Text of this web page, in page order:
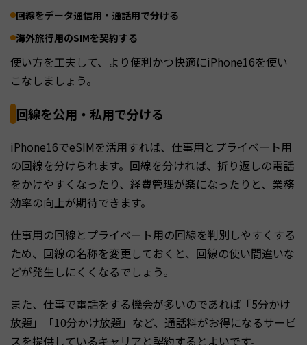
回線をデータ通信用・通話用で分ける
海外旅行用のSIMを契約する
使い方を工夫して、より便利かつ快適にiPhone16を使い
こなしましょう。
回線を公用・私用で分ける
iPhone16でeSIMを活用すれば、仕事用とプライベート用
の回線を分けられます。回線を分ければ、折り返しの電話
をかけやすくなったり、経費管理が楽になったりと、業務
効率の向上が期待できます。
仕事用の回線とプライベート用の回線を判別しやすくする
ため、回線の名称を変更しておくと、回線の使い間違いな
どが発生しにくくなるでしょう。
また、仕事で電話をする機会が多いのであれば「5分かけ
放題」「10分かけ放題」など、通話料がお得になるサービ
スを提供しているキャリアと契約するとよいです。